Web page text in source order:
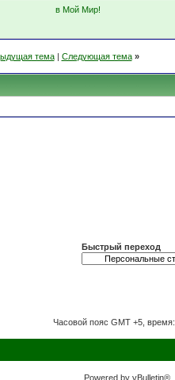
в Мой Мир!
тема| Следующая тема »
Быстрый переход
Часовой пояс GMT +5, время:
Powered by vBulletin®